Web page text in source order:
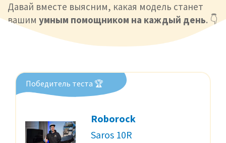
Давай вместе выясним, какая модель станет
вашим умным помощником на каждый день. 👇
Победитель теста 🏆
Roborock
Saros 10R